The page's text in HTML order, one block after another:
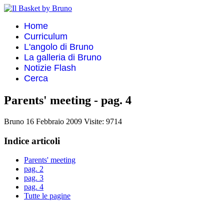
Home
Curriculum
L'angolo di Bruno
La galleria di Bruno
Notizie Flash
Cerca
Parents' meeting - pag. 4
Bruno 16 Febbraio 2009 Visite: 9714
Indice articoli
Parents' meeting
pag. 2
pag. 3
pag. 4
Tutte le pagine